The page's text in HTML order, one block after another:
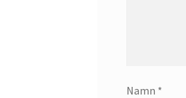
Namn *